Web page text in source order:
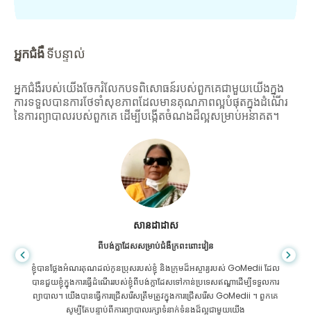
អ្នកជំងឺទីបន្ទាល់
អ្នកជំងឺរបស់យើងចែករំលែកបទពិសោធន៍របស់ពួកគេជាមួយយើងក្នុង
ការទទួលបានការថែទាំសុខភាពដែលមានគុណភាពល្អបំផុតក្នុងដំណើរ
នៃការព្យាបាលរបស់ពួកគេ ដើម្បីបង្កើតចំណងដ៏ល្អសម្រាប់អនាគត។
សានដាដាស
ពីបង់ក្លាដែសសម្រាប់ជំងឺក្រពះពោះវៀន
ខ្ញុំបានថ្លែងអំណរគុណដល់កូនប្រុសរបស់ខ្ញុំ និងក្រុមដ៏អស្ចារ្យរបស់ GoMedii ដែល
បានជួយខ្ញុំក្នុងការធ្វើដំណើររបស់ខ្ញុំពីបង់ក្លាដែសទៅកាន់ប្រទេសឥណ្ឌាដើម្បីទទួលការ
ព្យាបាល។ យើងបានធ្វើការជ្រើសរើសត្រឹមត្រូវក្នុងការជ្រើសរើស GoMedii ។ ពួកគេ
សូម្បីតែបន្ទាប់ពីការព្យាបាលរក្សាទំនាក់ទំនងដ៏ល្អជាមួយយើង